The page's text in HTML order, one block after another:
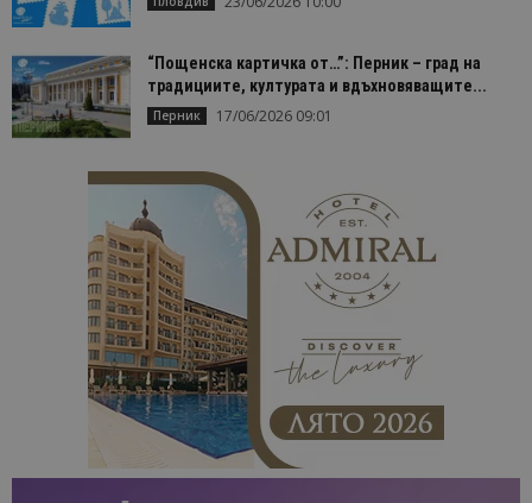
“Пощенска картичка от…”: Перник – град на
традициите, културата и вдъхновяващите...
Перник 17/06/2026 09:01